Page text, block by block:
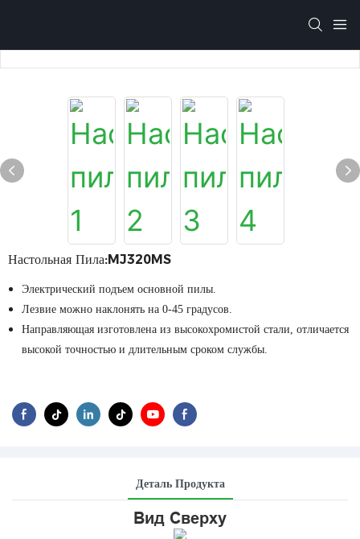
Настольная Пила:MJ320MS
Электрический подъем основной пилы.
Лезвие можно наклонять на 0-45 градусов.
Направляющая изготовлена ​​из высокохромистой стали, отличается
высокой точностью и длительным сроком службы.
Деталь Продукта
Вид Сверху